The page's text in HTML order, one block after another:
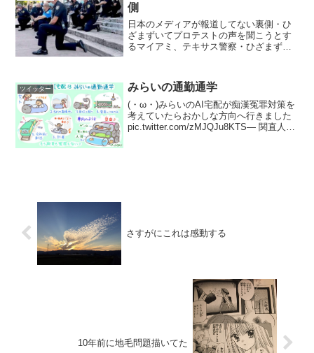
側
日本のメディアが報道してない裏側・ひ
ざまずいてプロテストの声を聞こうとす
るマイアミ、テキサス警察・ひざまずい
りながら抗議活動をする人たち・暴動で
はなく亡くなったフロイド...
ツイッター みらいの通勤通学
(・ω・)みらいのAI宅配が痴漢冤罪対策を
考えていたらおかしな方向へ行きました
pic.twitter.com/zMJQJu8KTS— 関直人
さすがにこれは感動する
10年前に地毛問題描いてた